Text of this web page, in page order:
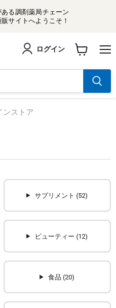
る調剤薬局チェーン
サイトへようこそ！
ログイン
ー
見
ンストア
サプリメント (52)
ビューティー (12)
食品 (20)